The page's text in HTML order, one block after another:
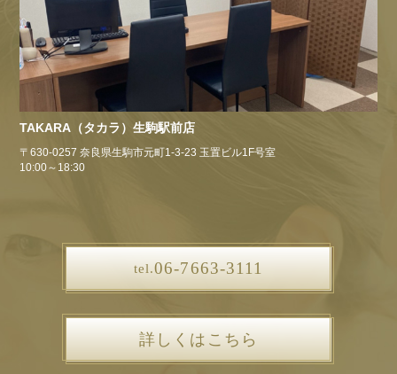
TAKARA（タカラ）生駒駅前店
〒630-0257 奈良県生駒市元町1-3-23 玉置ビル1F号室
10:00～18:30
tel.06-7663-3111
詳しくはこちら